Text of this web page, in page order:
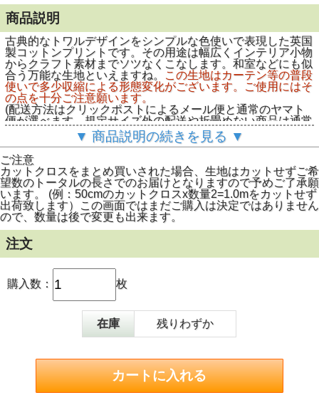
商品説明
古典的なトワルデザインをシンプルな色使いで表現した英国
製コットンプリントです。その用途は幅広くインテリア小物
からクラフト素材までソツなくこなします。和室などにも似
合う万能な生地といえますね。
この生地はカーテン等の普段
使いで多少収縮による形態変化がございます。ご使用にはそ
の点を十分ご注意願います。
(配送方法はクリックポストによるメール便と通常のヤマト
便が選べます。規定サイズ外の配送や折畳めない商品は通常
配送となります。予めご了承下さい。)
▼ 商品説明の続きを見る ▼
ご注意
カットクロスをまとめ買いされた場合、生地はカットせずご希
望数のトータルの長さでのお届けとなりますので予めご了承願
います。 (例：50cmのカットクロスx数量2=1.0mをカットせず
出荷致します）この画面ではまだご購入は決定ではありません
ので、数量は後で変更も出来ます。
注文
購入数： 枚
在庫 残りわずか